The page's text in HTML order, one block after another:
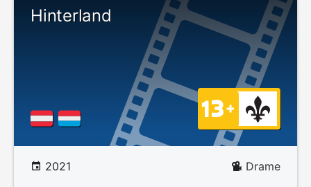
Hinterland
2021 Drame